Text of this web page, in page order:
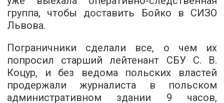
группа, чтобы доставить Бойко в СИЗО
Львова.
Пограничники сделали все, о чем их
попросил старший лейтенант СБУ С. В.
Коцур, и без ведома польских властей
продержали журналиста в польском
административном здании 9 часов,